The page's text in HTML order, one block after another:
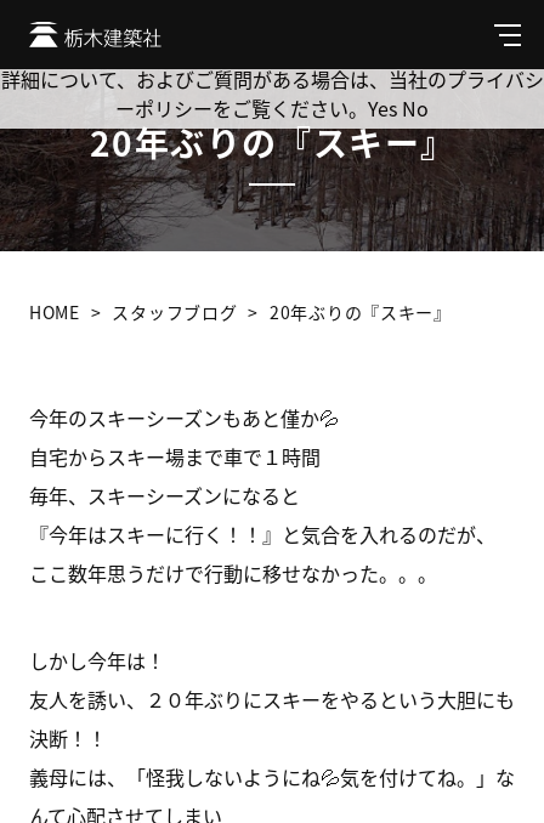
メ
ニ
ュ
20年ぶりの『スキー』
HOME スタッフブログ 20年ぶりの『スキー』
今年のスキーシーズンもあと僅か💦
自宅からスキー場まで車で１時間
毎年、スキーシーズンになると
『今年はスキーに行く！！』と気合を入れるのだが、
ここ数年思うだけで行動に移せなかった。。。
しかし今年は！
友人を誘い、２０年ぶりにスキーをやるという大胆にも
決断！！
義母には、「怪我しないようにね💦気を付けてね。」な
んて心配させてしまい
Cookie を使用して、お客様の活動を追跡してもよろしいです
か? 当社ではお客様のプライバシーを極めて重視しています。
詳細について、およびご質問がある場合は、当社のプライバシ
ーポリシーをご覧ください。 Yes No